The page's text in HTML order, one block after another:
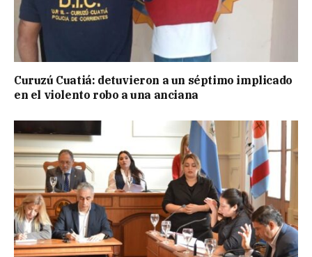
Curuzú Cuatiá: detuvieron a un séptimo implicado
en el violento robo a una anciana